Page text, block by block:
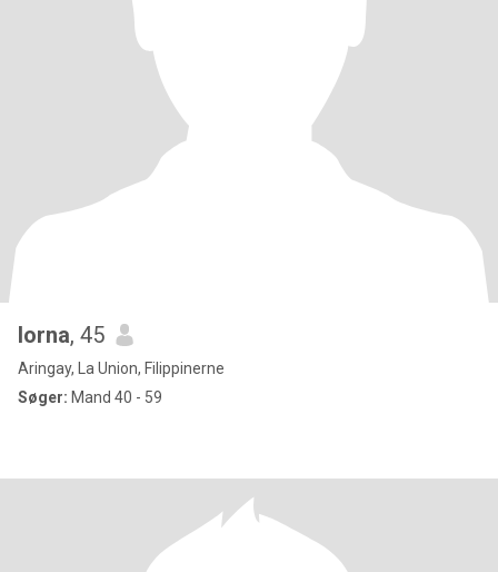
lorna, 45
Aringay, La Union, Filippinerne
Søger: Mand 40 - 59